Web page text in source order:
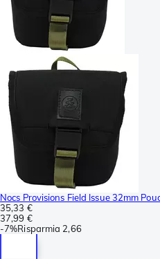
Nocs Provisions Field Issue 32mm
35,33 €
37,99 €
-7%Risparmia 2,66